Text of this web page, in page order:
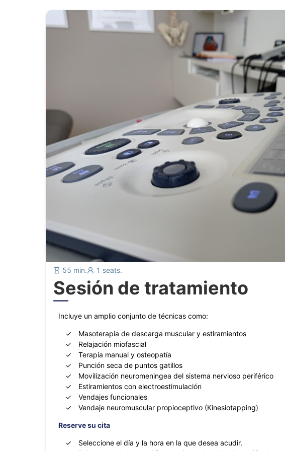
55 min. 1 seats.
Sesión de tratamiento
Incluye un amplio conjunto de técnicas como:
Masoterapia de descarga muscular y estiramientos
Relajación miofascial
Terapia manual y osteopatía
Punción seca de puntos gatillos
Movilización neuromeningea del sistema nervioso periférico
Estiramientos con electroestimulación
Vendajes funcionales
Vendaje neuromuscular propioceptivo (Kinesiotapping)
Reserve su cita
Seleccione el día y la hora en la que desea acudir.